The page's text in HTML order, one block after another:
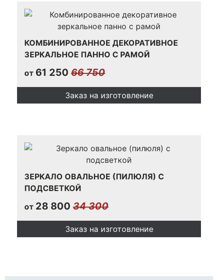
КОМБИНИРОВАННОЕ ДЕКОРАТИВНОЕ
ЗЕРКАЛЬНОЕ ПАННО С РАМОЙ
от 61 250 66 750
Заказ на изготовление
ЗЕРКАЛО ОВАЛЬНОЕ (ПИЛЮЛЯ) С
ПОДСВЕТКОЙ
от 28 800 34 300
Заказ на изготовление